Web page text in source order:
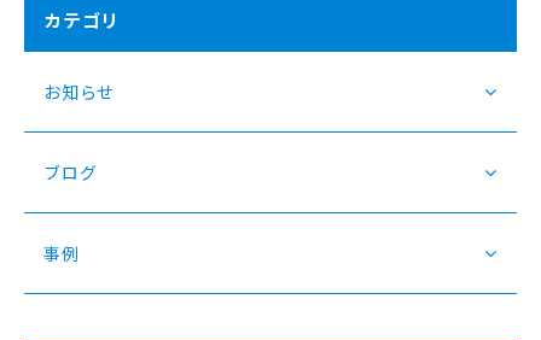
カテゴリ
お知らせ
ブログ
事例